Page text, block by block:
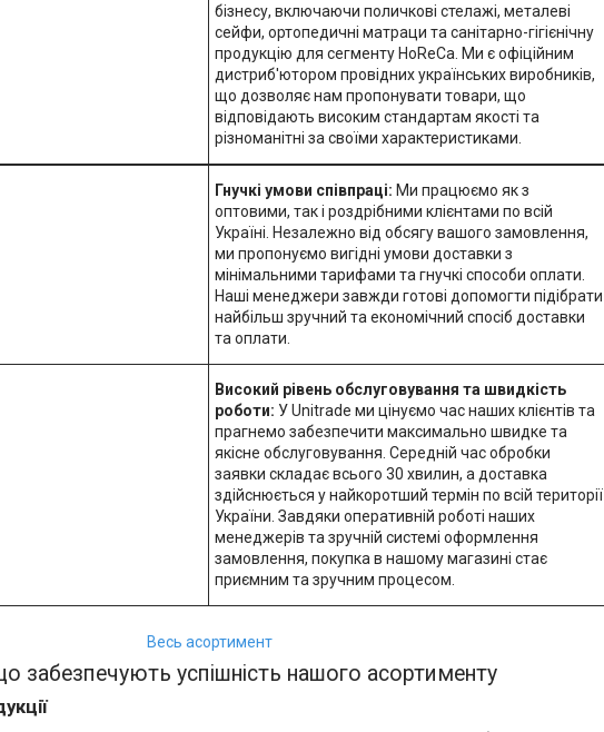
бізнесу, включаючи поличкові стелажі, металеві
сейфи, ортопедичні матраци та санітарно-гігієнічну
продукцію для сегменту HoReCa. Ми є офіційним
дистриб'ютором провідних українських виробників,
що дозволяє нам пропонувати товари, що
відповідають високим стандартам якості та
різноманітні за своїми характеристиками.
Гнучкі умови співпраці: Ми працюємо як з
оптовими, так і роздрібними клієнтами по всій
Україні. Незалежно від обсягу вашого замовлення,
ми пропонуємо вигідні умови доставки з
мінімальними тарифами та гнучкі способи оплати.
Наші менеджери завжди готові допомогти підібрати
найбільш зручний та економічний спосіб доставки
та оплати.
Високий рівень обслуговування та швидкість
роботи: У Unitrade ми цінуємо час наших клієнтів та
прагнемо забезпечити максимально швидке та
якісне обслуговування. Середній час обробки
заявки складає всього 30 хвилин, а доставка
здійснюється у найкоротший термін по всій території
України. Завдяки оперативній роботі наших
менеджерів та зручній системі оформлення
замовлення, покупка в нашому магазині стає
приємним та зручним процесом.
Весь асортимент
забезпечують успішність нашого асортименту